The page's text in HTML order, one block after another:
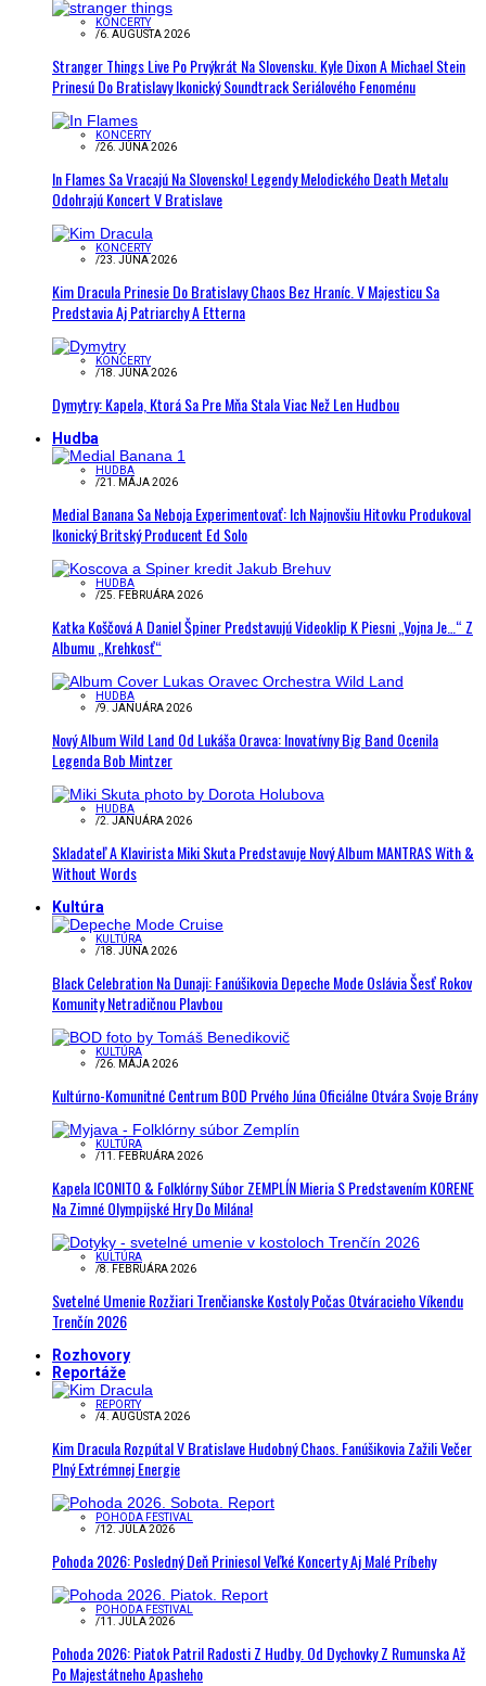
KONCERTY
/6. AUGUSTA 2026
Stranger Things Live Po Prvýkrát Na Slovensku. Kyle Dixon A Michael Stein
Prinesú Do Bratislavy Ikonický Soundtrack Seriálového Fenoménu
KONCERTY
/26. JÚNA 2026
In Flames Sa Vracajú Na Slovensko! Legendy Melodického Death Metalu
Odohrajú Koncert V Bratislave
KONCERTY
/23. JÚNA 2026
Kim Dracula Prinesie Do Bratislavy Chaos Bez Hraníc. V Majesticu Sa
Predstavia Aj Patriarchy A Etterna
KONCERTY
/18. JÚNA 2026
Dymytry: Kapela, Ktorá Sa Pre Mňa Stala Viac Než Len Hudbou
Hudba
HUDBA
/21. MÁJA 2026
Medial Banana Sa Neboja Experimentovať: Ich Najnovšiu Hitovku Produkoval
Ikonický Britský Producent Ed Solo
HUDBA
/25. FEBRUÁRA 2026
Katka Koščová A Daniel Špiner Predstavujú Videoklip K Piesni „Vojna Je…“ Z
Albumu „Krehkosť“
HUDBA
/9. JANUÁRA 2026
Nový Album Wild Land Od Lukáša Oravca: Inovatívny Big Band Ocenila
Legenda Bob Mintzer
HUDBA
/2. JANUÁRA 2026
Skladateľ A Klavirista Miki Skuta Predstavuje Nový Album MANTRAS With &
Without Words
Kultúra
KULTÚRA
/18. JÚNA 2026
Black Celebration Na Dunaji: Fanúšikovia Depeche Mode Oslávia Šesť Rokov
Komunity Netradičnou Plavbou
KULTÚRA
/26. MÁJA 2026
Kultúrno-Komunitné Centrum BOD Prvého Júna Oficiálne Otvára Svoje Brány
KULTÚRA
/11. FEBRUÁRA 2026
Kapela ICONITO & Folklórny Súbor ZEMPLÍN Mieria S Predstavením KORENE
Na Zimné Olympijské Hry Do Milána!
KULTÚRA
/8. FEBRUÁRA 2026
Svetelné Umenie Rozžiari Trenčianske Kostoly Počas Otváracieho Víkendu
Trenčín 2026
Rozhovory
Reportáže
REPORTY
/4. AUGUSTA 2026
Kim Dracula Rozpútal V Bratislave Hudobný Chaos. Fanúšikovia Zažili Večer
Plný Extrémnej Energie
POHODA FESTIVAL
/12. JÚLA 2026
Pohoda 2026: Posledný Deň Priniesol Veľké Koncerty Aj Malé Príbehy
POHODA FESTIVAL
/11. JÚLA 2026
Pohoda 2026: Piatok Patril Radosti Z Hudby. Od Dychovky Z Rumunska Až
Po Majestátneho Apasheho